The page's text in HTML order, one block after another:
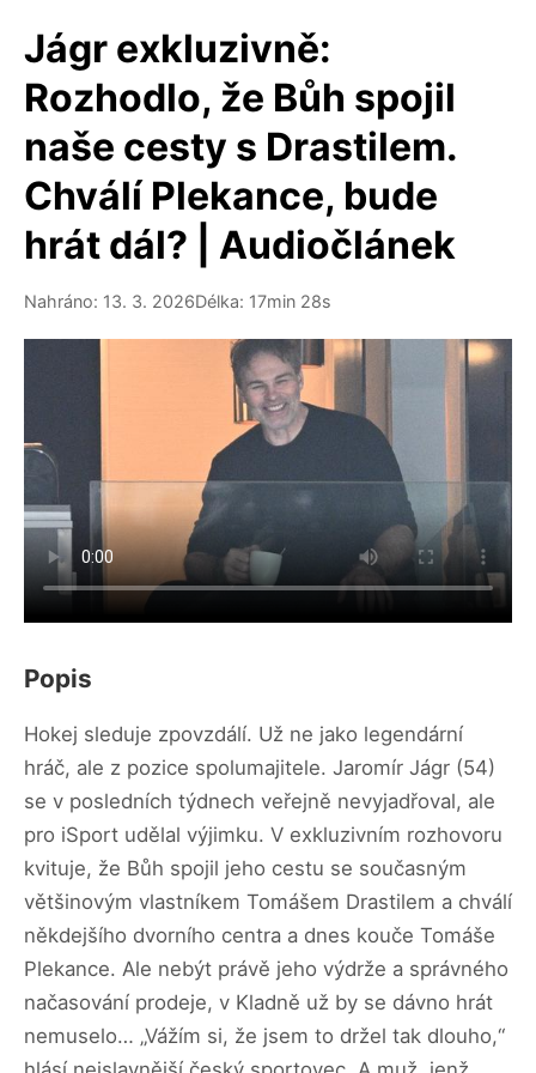
Jágr exkluzivně:
Rozhodlo, že Bůh spojil
naše cesty s Drastilem.
Chválí Plekance, bude
hrát dál? | Audiočlánek
Nahráno: 13. 3. 2026Délka: 17min 28s
Popis
Hokej sleduje zpovzdálí. Už ne jako legendární
hráč, ale z pozice spolumajitele. Jaromír Jágr (54)
se v posledních týdnech veřejně nevyjadřoval, ale
pro iSport udělal výjimku. V exkluzivním rozhovoru
kvituje, že Bůh spojil jeho cestu se současným
většinovým vlastníkem Tomášem Drastilem a chválí
někdejšího dvorního centra a dnes kouče Tomáše
Plekance. Ale nebýt právě jeho výdrže a správného
načasování prodeje, v Kladně už by se dávno hrát
nemuselo… „Vážím si, že jsem to držel tak dlouho,“